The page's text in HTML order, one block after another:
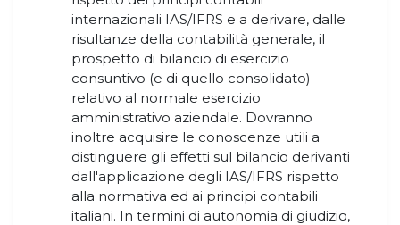
internazionali IAS/IFRS e a derivare, dalle
risultanze della contabilità generale, il
prospetto di bilancio di esercizio
consuntivo (e di quello consolidato)
relativo al normale esercizio
amministrativo aziendale. Dovranno
inoltre acquisire le conoscenze utili a
distinguere gli effetti sul bilancio derivanti
dall'applicazione degli IAS/IFRS rispetto
alla normativa ed ai principi contabili
italiani. In termini di autonomia di giudizio,